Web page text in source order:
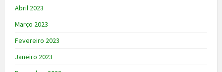
Abril 2023
Março 2023
Fevereiro 2023
Janeiro 2023